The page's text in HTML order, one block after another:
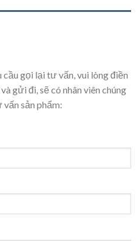
gọi lại tư vấn, vui lòng điền
gửi đi, sẽ có nhân viên chúng
sản phẩm: